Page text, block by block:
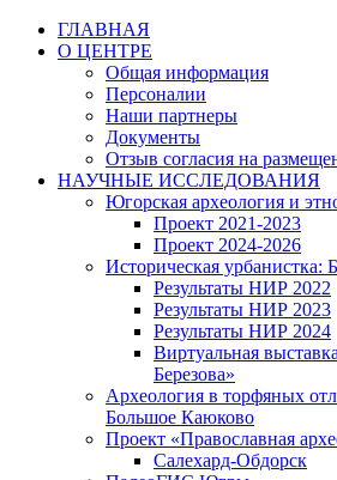
Перейти
содержимому
ГЛАВНАЯ
О ЦЕНТРЕ
Общая информация
Персоналии
Наши партнеры
Документы
Отзыв согласия на
НАУЧНЫЕ ИССЛЕДОВАНИЯ
Югорская археология и
Проект 2021-2023
Проект 2024-2026
Историческая урбанистка:
Результаты НИР 2022
Результаты НИР 2023
Результаты НИР 2024
Виртуальная
Березова»
Археология в торфяных
Большое Каюково
Проект «Православная
Салехард-Обдорск